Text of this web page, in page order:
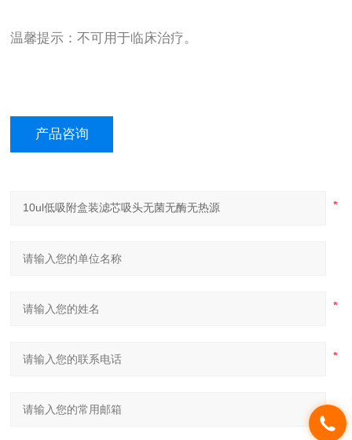
温馨提示：不可用于临床治疗。
产品咨询